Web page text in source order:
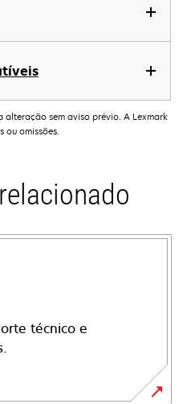
alteração sem aviso prévio. A Lexmark
ou omissões.
técnico e